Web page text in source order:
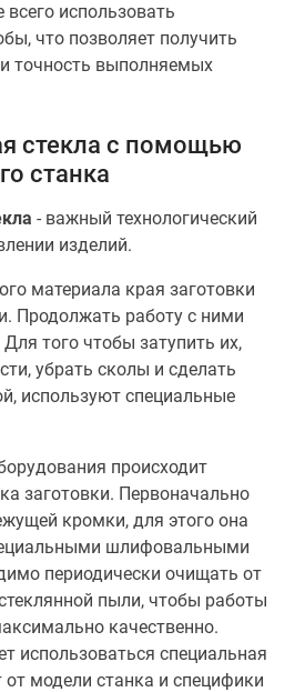
использовать
что позволяет получить
точность выполняемых
стекла с помощью
станка
- важный технологический
изделий.
материала края заготовки
Продолжать работу с ними
того чтобы затупить их,
убрать сколы и сделать
используют специальные
происходит
заготовки. Первоначально
кромки, для этого она
шлифовальными
периодически очищать от
пыли, чтобы работы
качественно.
использоваться специальная
от модели станка и специфики